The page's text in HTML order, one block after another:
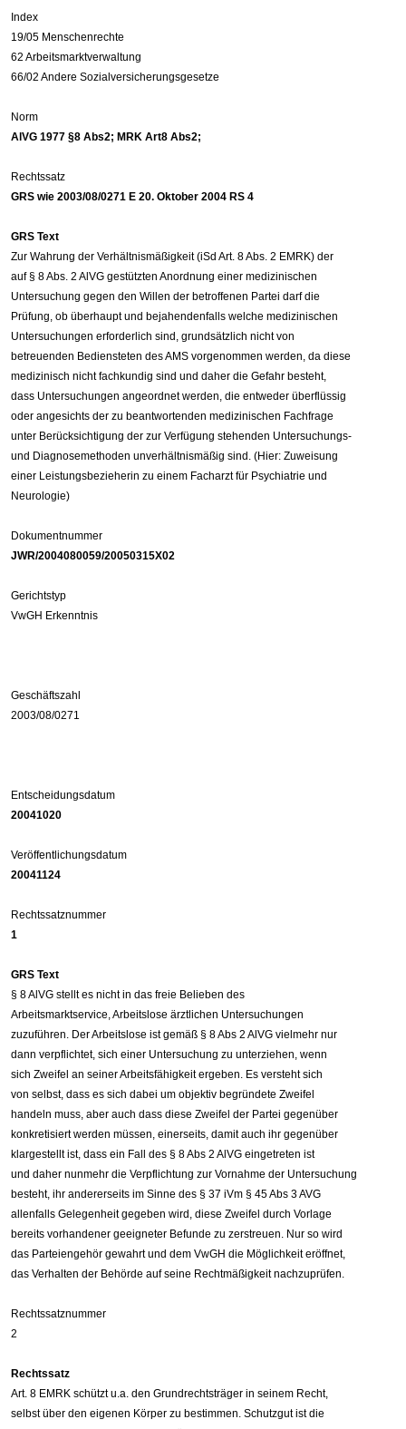
Index
19/05 Menschenrechte
62 Arbeitsmarktverwaltung
66/02 Andere Sozialversicherungsgesetze
Norm
AlVG 1977 §8 Abs2; MRK Art8 Abs2;
Rechtssatz
GRS wie 2003/08/0271 E 20. Oktober 2004 RS 4
GRS Text
Zur Wahrung der Verhältnismäßigkeit (iSd Art. 8 Abs. 2 EMRK) der
auf § 8 Abs. 2 AlVG gestützten Anordnung einer medizinischen
Untersuchung gegen den Willen der betroffenen Partei darf die
Prüfung, ob überhaupt und bejahendenfalls welche medizinischen
Untersuchungen erforderlich sind, grundsätzlich nicht von
betreuenden Bediensteten des AMS vorgenommen werden, da diese
medizinisch nicht fachkundig sind und daher die Gefahr besteht,
dass Untersuchungen angeordnet werden, die entweder überflüssig
oder angesichts der zu beantwortenden medizinischen Fachfrage
unter Berücksichtigung der zur Verfügung stehenden Untersuchungs-
und Diagnosemethoden unverhältnismäßig sind. (Hier: Zuweisung
einer Leistungsbezieherin zu einem Facharzt für Psychiatrie und
Neurologie)
Dokumentnummer
JWR/2004080059/20050315X02
Gerichtstyp
VwGH Erkenntnis
Geschäftszahl
2003/08/0271
Entscheidungsdatum
20041020
Veröffentlichungsdatum
20041124
Rechtssatznummer
1
GRS Text
§ 8 AlVG stellt es nicht in das freie Belieben des
Arbeitsmarktservice, Arbeitslose ärztlichen Untersuchungen
zuzuführen. Der Arbeitslose ist gemäß § 8 Abs 2 AlVG vielmehr nur
dann verpflichtet, sich einer Untersuchung zu unterziehen, wenn
sich Zweifel an seiner Arbeitsfähigkeit ergeben. Es versteht sich
von selbst, dass es sich dabei um objektiv begründete Zweifel
handeln muss, aber auch dass diese Zweifel der Partei gegenüber
konkretisiert werden müssen, einerseits, damit auch ihr gegenüber
klargestellt ist, dass ein Fall des § 8 Abs 2 AlVG eingetreten ist
und daher nunmehr die Verpflichtung zur Vornahme der Untersuchung
besteht, ihr andererseits im Sinne des § 37 iVm § 45 Abs 3 AVG
allenfalls Gelegenheit gegeben wird, diese Zweifel durch Vorlage
bereits vorhandener geeigneter Befunde zu zerstreuen. Nur so wird
das Parteiengehör gewahrt und dem VwGH die Möglichkeit eröffnet,
das Verhalten der Behörde auf seine Rechtmäßigkeit nachzuprüfen.
Rechtssatznummer
2
Rechtssatz
Art. 8 EMRK schützt u.a. den Grundrechtsträger in seinem Recht,
selbst über den eigenen Körper zu bestimmen. Schutzgut ist die